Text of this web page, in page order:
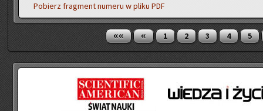
Po­bierz frag­ment nu­me­ru w pliku PDF
«« « 1 2 3 4 5